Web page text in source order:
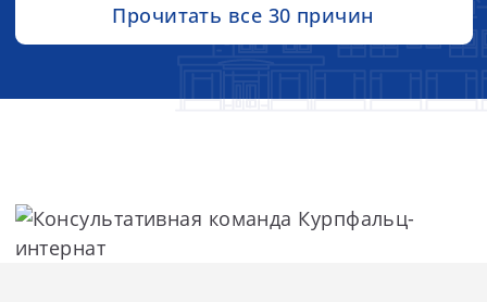
Прочитать все 30 причин